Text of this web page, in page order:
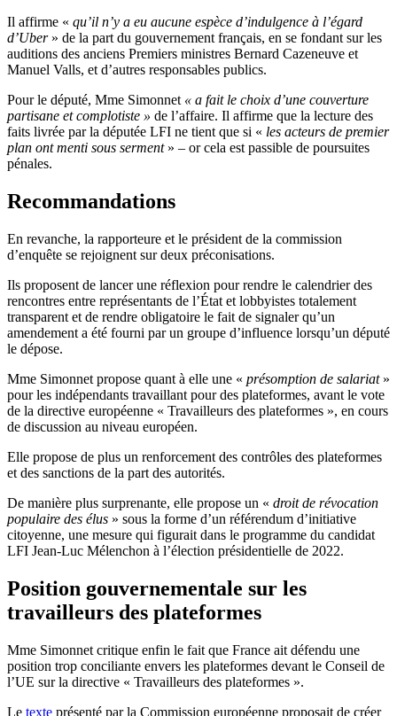
Il affirme « qu’il n’y a eu aucune espèce d’indulgence à l’égard
d’Uber» de la part du gouvernement français, en se fondant sur les
auditions des anciens Premiers ministres Bernard Cazeneuve et
Manuel Valls, et d’autres responsables publics.
Pour le député, Mme Simonnet « a fait le choix d’une couverture
partisane et complotiste » de l’affaire. Il affirme que la lecture des
faits livrée par la députée LFI ne tient que si « les acteurs de premier
plan ont menti sous serment» – or cela est passible de poursuites
pénales.
Recommandations
En revanche, la rapporteure et le président de la commission
d’enquête se rejoignent sur deux préconisations.
Ils proposent de lancer une réflexion pour rendre le calendrier des
rencontres entre représentants de l’État et lobbyistes totalement
transparent et de rendre obligatoire le fait de signaler qu’un
amendement a été fourni par un groupe d’influence lorsqu’un député
le dépose.
Mme Simonnet propose quant à elle une « présomption de salariat»
pour les indépendants travaillant pour des plateformes, avant le vote
de la directive européenne « Travailleurs des plateformes », en cours
de discussion au niveau européen.
Elle propose de plus un renforcement des contrôles des plateformes
et des sanctions de la part des autorités.
De manière plus surprenante, elle propose un « droit de révocation
populaire des élus » sous la forme d’un référendum d’initiative
citoyenne, une mesure qui figurait dans le programme du candidat
LFI Jean-Luc Mélenchon à l’élection présidentielle de 2022.
Position gouvernementale sur les
travailleurs des plateformes
Mme Simonnet critique enfin le fait que France ait défendu une
position trop conciliante envers les plateformes devant le Conseil de
l’UE sur la directive « Travailleurs des plateformes ».
Le texte présenté par la Commission européenne proposait de créer